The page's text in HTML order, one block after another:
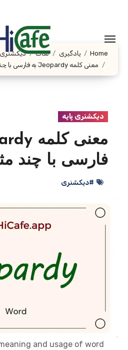
content
Home یادگیری لغات
دیکشنری
معنی کلمه Jeopardy به فارسی با چند مثال
دیکشنری پایه
فارسی با چند
#دیکشنری
and usage of word